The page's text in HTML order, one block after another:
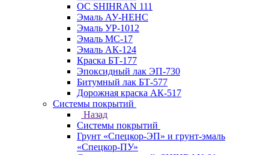
ОС SHIHRAN 111
Эмаль АУ-НЕНС
Эмаль УР-1012
Эмаль МС-17
Эмаль АК-124
Краска БТ-177
Эпоксидный лак ЭП-730
Битумный лак БТ-577
Дорожная краска АК-517
Системы покрытий
Назад
Системы покрытий
Грунт «Спецкор-ЭП» и грунт-эмаль
«Спецкор-ПУ»